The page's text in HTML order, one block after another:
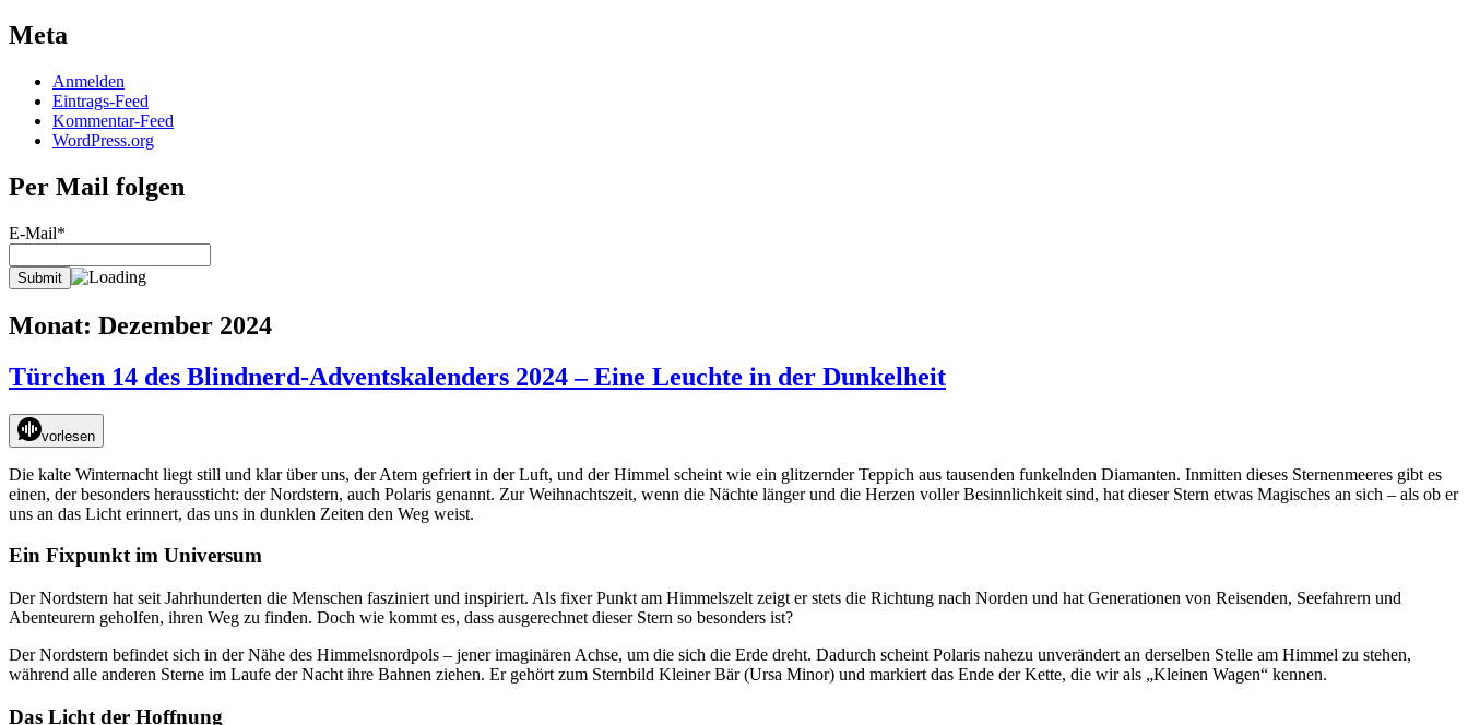
Meta
Anmelden
Eintrags-Feed
Kommentar-Feed
WordPress.org
Per Mail folgen
E-Mail*
Monat: Dezember 2024
Türchen 14 des Blindnerd-Adventskalenders 2024 – Eine Leuchte in der Dunkelheit
vorlesen
Die kalte Winternacht liegt still und klar über uns, der Atem gefriert in der Luft, und der Himmel scheint wie ein glitzernder Teppich aus tausenden funkelnden Diamanten. Inmitten dieses Sternenmeeres gibt es
einen, der besonders heraussticht: der Nordstern, auch Polaris genannt. Zur Weihnachtszeit, wenn die Nächte länger und die Herzen voller Besinnlichkeit sind, hat dieser Stern etwas Magisches an sich – als ob er
uns an das Licht erinnert, das uns in dunklen Zeiten den Weg weist.
Ein Fixpunkt im Universum
Der Nordstern hat seit Jahrhunderten die Menschen fasziniert und inspiriert. Als fixer Punkt am Himmelszelt zeigt er stets die Richtung nach Norden und hat Generationen von Reisenden, Seefahrern und
Abenteurern geholfen, ihren Weg zu finden. Doch wie kommt es, dass ausgerechnet dieser Stern so besonders ist?
Der Nordstern befindet sich in der Nähe des Himmelsnordpols – jener imaginären Achse, um die sich die Erde dreht. Dadurch scheint Polaris nahezu unverändert an derselben Stelle am Himmel zu stehen,
während alle anderen Sterne im Laufe der Nacht ihre Bahnen ziehen. Er gehört zum Sternbild Kleiner Bär (Ursa Minor) und markiert das Ende der Kette, die wir als „Kleinen Wagen“ kennen.
Das Licht der Hoffnung